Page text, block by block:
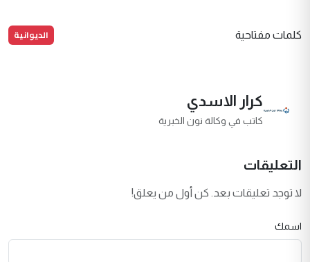
كلمات مفتاحية الديوانية
كرار الاسدي
كاتب في وكالة نون الخبرية
التعليقات
لا توجد تعليقات بعد. كن أول من يعلق!
اسمك